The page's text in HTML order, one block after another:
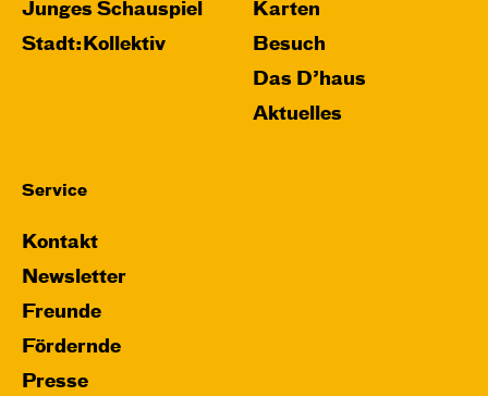
Junges Schauspiel
Stadt:Kollektiv
Karten
Besuch
Das D’haus
Aktuelles
Service
Kontakt
Newsletter
Freunde
Fördernde
Presse